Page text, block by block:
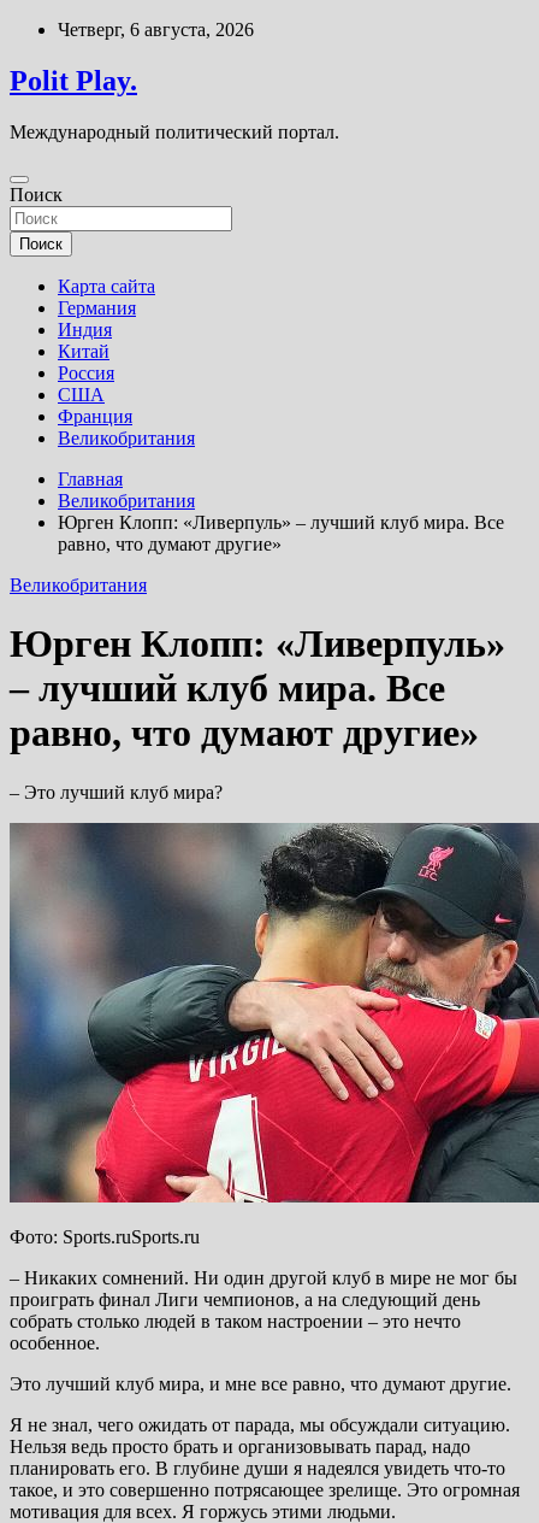
Перейти
содержимому
Четверг, 6 августа, 2026
Polit Play.
Международный политический портал.
Поиск
Поиск
Карта сайта
Германия
Индия
Китай
Россия
США
Франция
Великобритания
Главная
Великобритания
Юрген Клопп: «Ливерпуль» – лучший клуб мира. Все
равно, что думают другие»
Великобритания
Юрген Клопп: «Ливерпуль»
– лучший клуб мира. Все
равно, что думают другие»
– Это лучший клуб мира?
Фото: Sports.ruSports.ru
– Никаких сомнений. Ни один другой клуб в мире не мог бы
проиграть финал Лиги чемпионов, а на следующий день
собрать столько людей в таком настроении – это нечто
особенное.
Это лучший клуб мира, и мне все равно, что думают другие.
Я не знал, чего ожидать от парада, мы обсуждали ситуацию.
Нельзя ведь просто брать и организовывать парад, надо
планировать его. В глубине души я надеялся увидеть что-то
такое, и это совершенно потрясающее зрелище. Это огромная
мотивация для всех. Я горжусь этими людьми.